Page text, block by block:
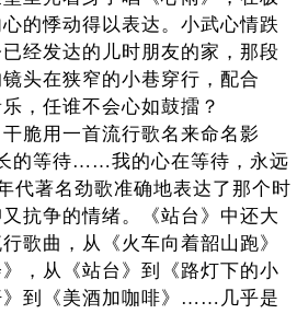
的悸动得以表达。小武心情跌
经发达的儿时朋友的家，那段
头在狭窄的小巷穿行，配合
，任谁不会心如鼓擂？
干脆用一首流行歌名来命名影
的等待……我的心在等待，永远
著名劲歌准确地表达了那个时
抗争的情绪。《站台》中还大
歌曲，从《火车向着韶山跑》
，从《站台》到《路灯下的小
》到《美酒加咖啡》……几乎是